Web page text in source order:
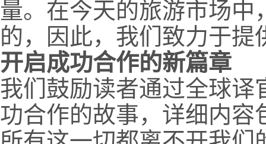
量。在今天的旅游市场
的，因此，我们致力于
开启成功合作的新篇章
我们鼓励读者通过全球译
功合作的故事，详细内容